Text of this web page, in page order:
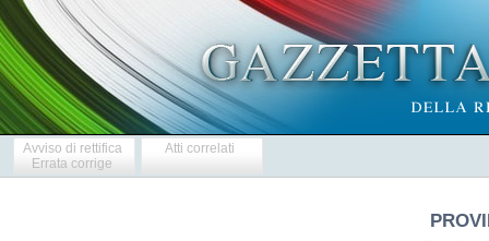
Avviso di rettifica
Errata corrige
Atti correlati